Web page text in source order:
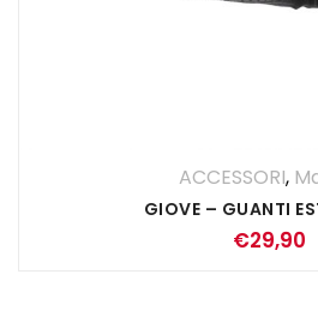
ACCESSORI,
GIOVE – GUANTI
€29,90